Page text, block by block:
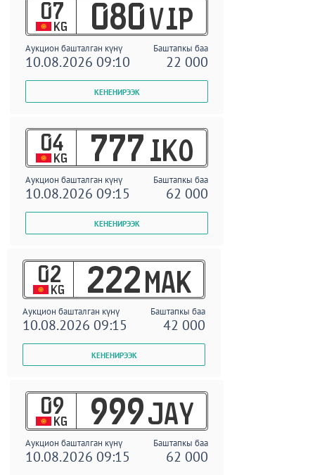
07
KG 080 VIP
Аукцион башталган күнү Баштапкы баа
10.08.2026 09:10 22 000
04
KG 777 IKO
Аукцион башталган күнү Баштапкы баа
10.08.2026 09:15 62 000
02
KG 222 MAK
Аукцион башталган күнү Баштапкы баа
10.08.2026 09:15 42 000
09
KG 999 JAY
Аукцион башталган күнү Баштапкы баа
10.08.2026 09:15 62 000